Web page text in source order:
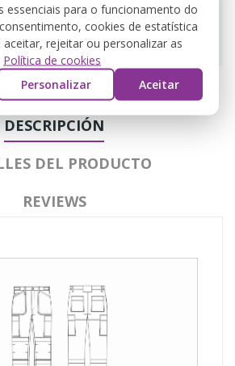
safe & secure checkout
DESCRIPCIÓN
DEL PRODUCTO
REVIEWS
essenciais para o funcionamento do
cookies de estatística
rejeitar ou personalizar as
Política de cookies
Personalizar Aceitar